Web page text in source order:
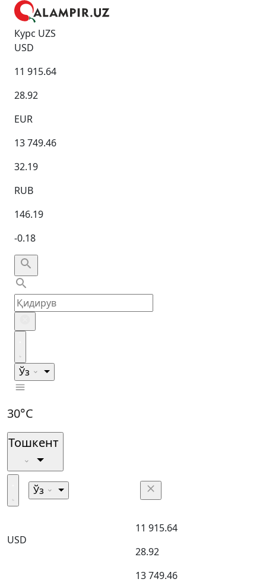
Курс UZS
USD
11 915.64
28.92
EUR
13 749.46
32.19
RUB
146.19
-0.18
Ўз
30°C
Тошкент
Ўз
USD
11 915.64
28.92
13 749.46